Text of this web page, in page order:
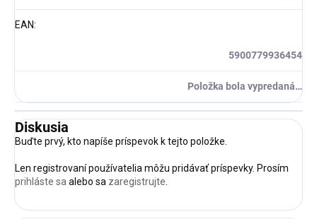
EAN:
5900779936454
Položka bola vypredaná…
Diskusia
Buďte prvý, kto napíše príspevok k tejto položke.
Len registrovaní používatelia môžu pridávať príspevky. Prosím
prihláste sa alebo sa zaregistrujte